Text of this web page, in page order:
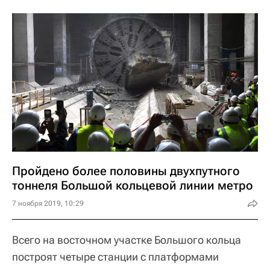
Пройдено более половины двухпутного
тоннеля Большой кольцевой линии метро
7 ноября 2019, 10:29
Всего на восточном участке Большого кольца
построят четыре станции с платформами